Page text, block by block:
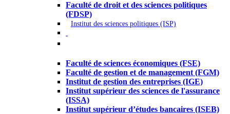
Faculté de droit et des sciences politiques
(FDSP)
Institut des sciences politiques (ISP)
Faculté de sciences économiques (FSE)
Faculté de gestion et de management (FGM)
Institut de gestion des entreprises (IGE)
Institut supérieur des sciences de l'assurance
(ISSA)
Institut supérieur d’études bancaires (ISEB)